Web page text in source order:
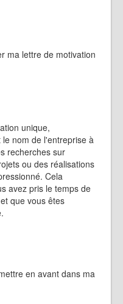
ma lettre de motivation
unique,
nom de l'entreprise à
recherches sur
ou des réalisations
Cela
avez pris le temps de
que vous êtes
en avant dans ma